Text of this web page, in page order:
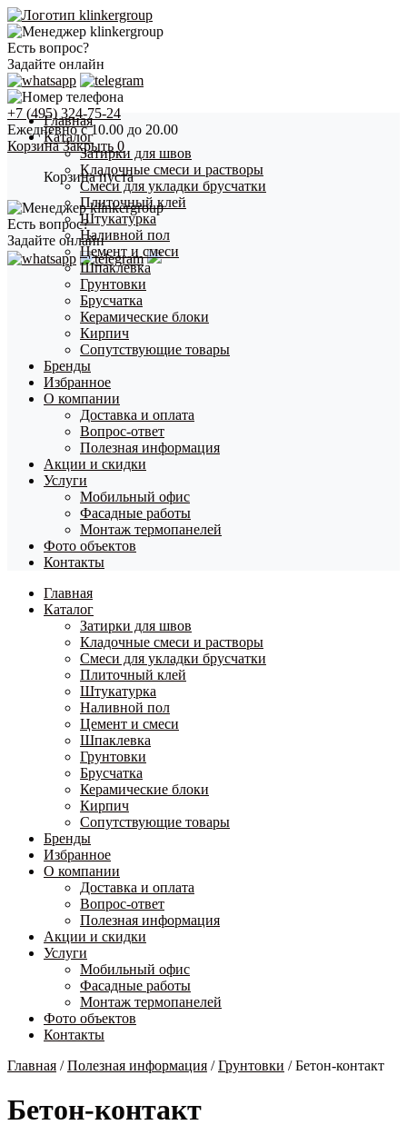
Есть вопрос?
Задайте онлайн
+7 (495) 324-75-24
Ежедневно с 10.00 до 20.00
Корзина Закрыть 0
Корзина пуста
Есть вопрос?
Задайте онлайн
Главная
Каталог
Затирки для швов
Кладочные смеси и растворы
Смеси для укладки брусчатки
Плиточный клей
Штукатурка
Наливной пол
Цемент и смеси
Шпаклевка
Грунтовки
Брусчатка
Керамические блоки
Кирпич
Сопутствующие товары
Бренды
Избранное
О компании
Доставка и оплата
Вопрос-ответ
Полезная информация
Акции и скидки
Услуги
Мобильный офис
Фасадные работы
Монтаж термопанелей
Фото объектов
Контакты
Главная
Каталог
Затирки для швов
Кладочные смеси и растворы
Смеси для укладки брусчатки
Плиточный клей
Штукатурка
Наливной пол
Цемент и смеси
Шпаклевка
Грунтовки
Брусчатка
Керамические блоки
Кирпич
Сопутствующие товары
Бренды
Избранное
О компании
Доставка и оплата
Вопрос-ответ
Полезная информация
Акции и скидки
Услуги
Мобильный офис
Фасадные работы
Монтаж термопанелей
Фото объектов
Контакты
Главная /Полезная информация /Грунтовки /Бетон-контакт
Бетон-контакт